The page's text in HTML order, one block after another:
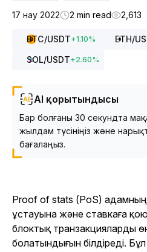
17 нау 2022
2 min read 2,613
BTC/USDT+1.10% ETH/
SOL/USDT+2.60%
AI қорытындысы
Бар болғаны 30 секундта
жылдам түсініңіз және
бағалаңыз.
Proof of stats (PoS)
ұстауына және ставкаға
блоктық транзакцияларды
болатындығын білдіреді.